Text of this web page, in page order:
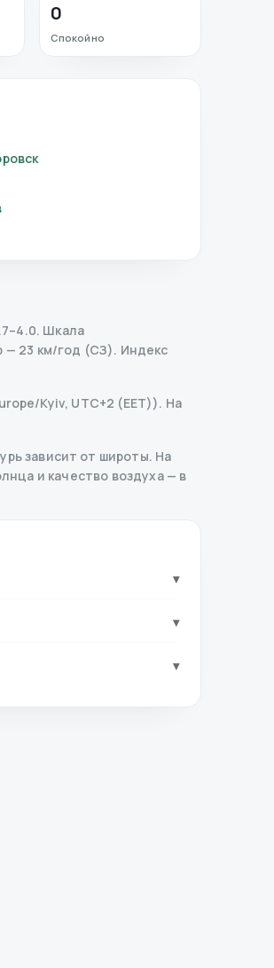
0
Спокойно
Шкала
— 23 км/год (СЗ). Индекс
Kyiv, UTC+2 (EET)). На
зависит от широты. На
и качество воздуха — в
▾
▾
▾